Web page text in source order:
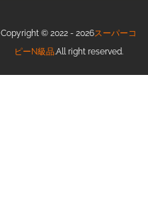
Copyright © 2022 - 2026スーパーコ
ピーN級品.All right reserved.